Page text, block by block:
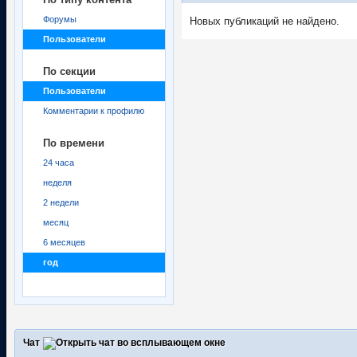
Форумы
Пользователи
По секции
Пользователи
Комментарии к профилю
По времени
24 часа
неделя
2 недели
месяц
6 месяцев
год
Новых публикаций не найдено.
Чат